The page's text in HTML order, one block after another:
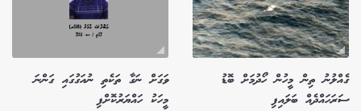
ގެއްލުނު ތިން މީހުން ހޯދުމަށް ބޮޑު
ސަރަހައްދެއް ބަލައިފި
ވަގަށް ނަގާ ތަކެތި ނުއަގުގައި ގަންނަ
މީހަކު ހައްޔަރުކޮށްފި